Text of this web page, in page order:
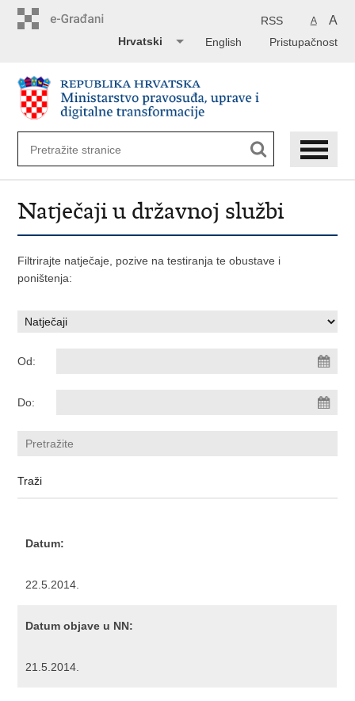
A A
RSS
Pristupačnost
English
Hrvatski
Natječaji u državnoj službi
Filtrirajte natječaje, pozive na testiranja te obustave i
poništenja:
Od:
Do:
Datum:
22.5.2014.
Datum objave u NN:
21.5.2014.